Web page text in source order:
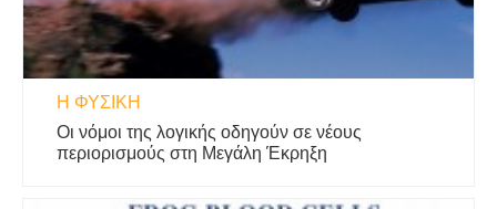
Η ΦΥΣΙΚΗ
Οι νόμοι της λογικής οδηγούν σε νέους
περιορισμούς στη Μεγάλη Έκρηξη